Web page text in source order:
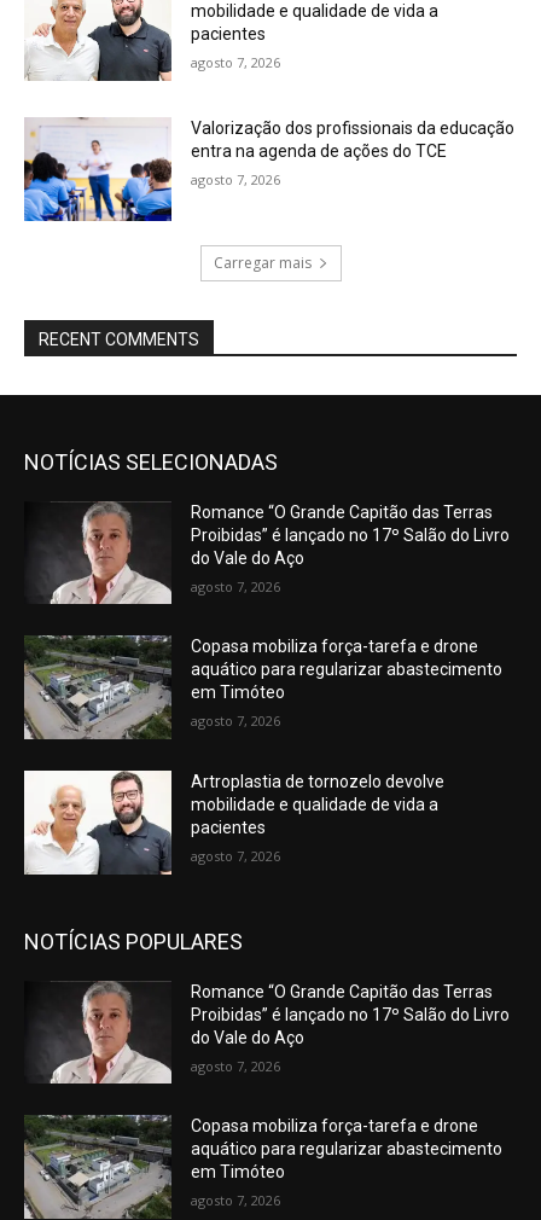
mobilidade e qualidade de vida a
pacientes
agosto 7, 2026
Valorização dos profissionais da educação
entra na agenda de ações do TCE
agosto 7, 2026
Carregar mais
RECENT COMMENTS
NOTÍCIAS SELECIONADAS
Romance “O Grande Capitão das Terras
Proibidas” é lançado no 17º Salão do Livro
do Vale do Aço
agosto 7, 2026
Copasa mobiliza força-tarefa e drone
aquático para regularizar abastecimento
em Timóteo
agosto 7, 2026
Artroplastia de tornozelo devolve
mobilidade e qualidade de vida a
pacientes
agosto 7, 2026
NOTÍCIAS POPULARES
Romance “O Grande Capitão das Terras
Proibidas” é lançado no 17º Salão do Livro
do Vale do Aço
agosto 7, 2026
Copasa mobiliza força-tarefa e drone
aquático para regularizar abastecimento
em Timóteo
agosto 7, 2026